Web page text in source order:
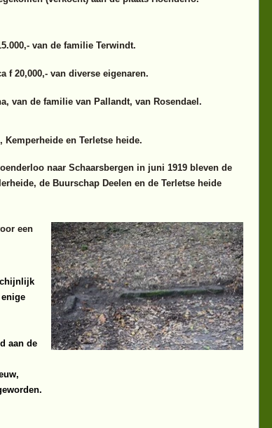
van de familie Terwindt.
f 20,000,- van diverse eigenaren.
van de familie van Pallandt, van Rosendael.
Kemperheide en Terletse heide.
naar Schaarsbergen in juni 1919 bleven de
de Buurschap Deelen en de Terletse heide
een
aan de